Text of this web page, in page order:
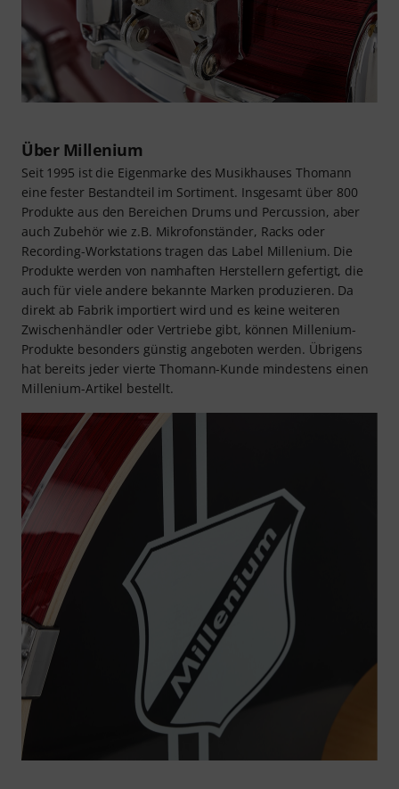
Über Millenium
Seit 1995 ist die Eigenmarke des Musikhauses Thomann
eine fester Bestandteil im Sortiment. Insgesamt über 800
Produkte aus den Bereichen Drums und Percussion, aber
auch Zubehör wie z.B. Mikrofonständer, Racks oder
Recording-Workstations tragen das Label Millenium. Die
Produkte werden von namhaften Herstellern gefertigt, die
auch für viele andere bekannte Marken produzieren. Da
direkt ab Fabrik importiert wird und es keine weiteren
Zwischenhändler oder Vertriebe gibt, können Millenium-
Produkte besonders günstig angeboten werden. Übrigens
hat bereits jeder vierte Thomann-Kunde mindestens einen
Millenium-Artikel bestellt.